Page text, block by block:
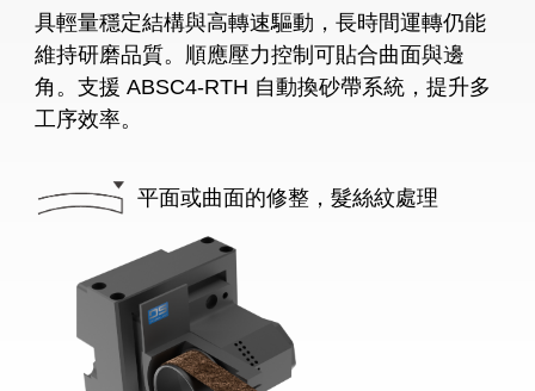
具輕量穩定結構與高轉速驅動，長時間運轉仍能
維持研磨品質。順應壓力控制可貼合曲面與邊
角。支援 ABSC4-RTH 自動換砂帶系統，提升多
工序效率。
平面或曲面的修整，髮絲紋處理